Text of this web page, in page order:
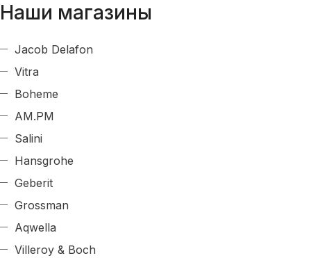
Наши магазины
Jacob Delafon
Vitra
Boheme
AM.PM
Salini
Hansgrohe
Geberit
Grossman
Aqwella
Villeroy & Boch